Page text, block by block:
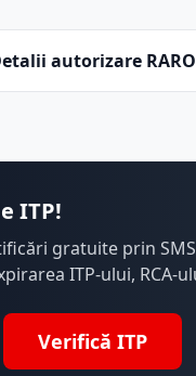
autorizare
ITP!
gratuite prin
ITP-ului, RCA-
Verifică ITP